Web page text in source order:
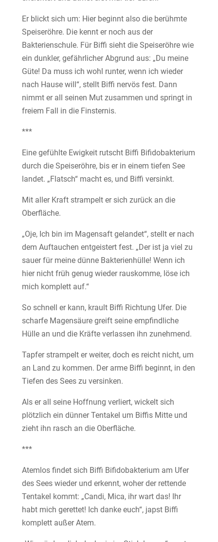
Er blickt sich um: Hier beginnt also die berühmte
Speiseröhre. Die kennt er noch aus der
Bakterienschule. Für Biffi sieht die Speiseröhre wie
ein dunkler, gefährlicher Abgrund aus: „Du meine
Güte! Da muss ich wohl runter, wenn ich wieder
nach Hause will“, stellt Biffi nervös fest. Dann
nimmt er all seinen Mut zusammen und springt in
freiem Fall in die Finsternis.
***
Eine gefühlte Ewigkeit rutscht Biffi Bifidobakterium
durch die Speiseröhre, bis er in einem tiefen See
landet. „Flatsch“ macht es, und Biffi versinkt.
Mit aller Kraft strampelt er sich zurück an die
Oberfläche.
„Oje, Ich bin im Magensaft gelandet“, stellt er nach
dem Auftauchen entgeistert fest. „Der ist ja viel zu
sauer für meine dünne Bakterienhülle! Wenn ich
hier nicht früh genug wieder rauskomme, löse ich
mich komplett auf.“
So schnell er kann, krault Biffi Richtung Ufer. Die
scharfe Magensäure greift seine empfindliche
Hülle an und die Kräfte verlassen ihn zunehmend.
Tapfer strampelt er weiter, doch es reicht nicht, um
an Land zu kommen. Der arme Biffi beginnt, in den
Tiefen des Sees zu versinken.
Als er all seine Hoffnung verliert, wickelt sich
plötzlich ein dünner Tentakel um Biffis Mitte und
zieht ihn rasch an die Oberfläche.
***
Atemlos findet sich Biffi Bifidobakterium am Ufer
des Sees wieder und erkennt, woher der rettende
Tentakel kommt: „Candi, Mica, ihr wart das! Ihr
habt mich gerettet! Ich danke euch“, japst Biffi
komplett außer Atem.